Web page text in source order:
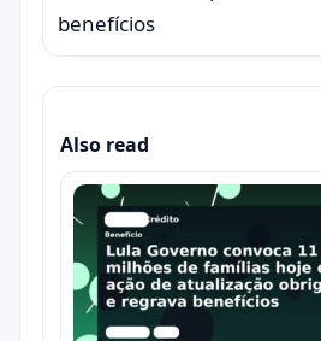
benefícios
Also read